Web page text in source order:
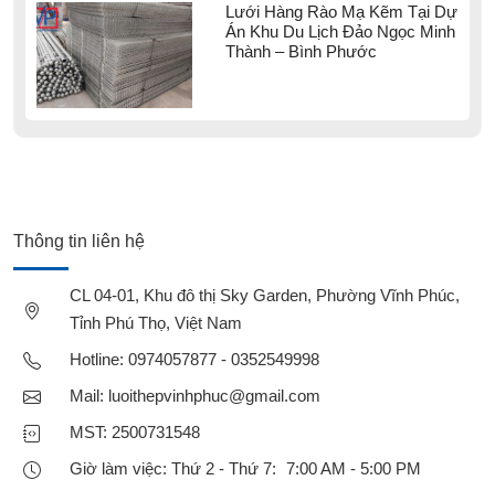
Lưới Hàng Rào Mạ Kẽm Tại Dự
Án Khu Du Lịch Đảo Ngọc Minh
Thành – Bình Phước
Thông tin liên hệ
CL 04-01, Khu đô thị Sky Garden, Phường Vĩnh Phúc,
Tỉnh Phú Thọ, Việt Nam
Hotline: 0974057877 - 0352549998
Mail: luoithepvinhphuc@gmail.com
MST: 2500731548
Giờ làm việc: Thứ 2 - Thứ 7: 7:00 AM - 5:00 PM